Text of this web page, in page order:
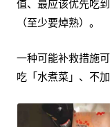
值、最应该优先吃
（至少要焯熟）。
一种可能补救措施
吃「水煮菜」、不加